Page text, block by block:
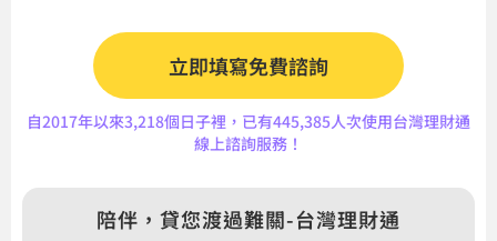
立即填寫免費諮詢
自2017年以來3,218個日子裡，已有445,385人次使用台灣理財通
線上諮詢服務！
陪伴，貸您渡過難關-台灣理財通